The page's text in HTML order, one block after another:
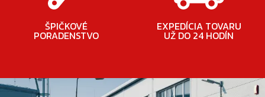
ŠPIČKOVÉ
PORADENSTVO
EXPEDÍCIA TOVARU
UŽ DO 24 HODÍN